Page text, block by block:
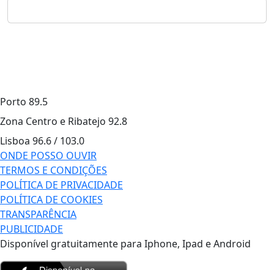
Porto 89.5
Zona Centro e Ribatejo 92.8
Lisboa 96.6 / 103.0
ONDE POSSO OUVIR
TERMOS E CONDIÇÕES
POLÍTICA DE PRIVACIDADE
POLÍTICA DE COOKIES
TRANSPARÊNCIA
PUBLICIDADE
Disponível gratuitamente para Iphone, Ipad e Android